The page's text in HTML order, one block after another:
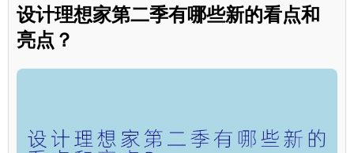
设计理想家第二季有哪些新的看点和
亮点？